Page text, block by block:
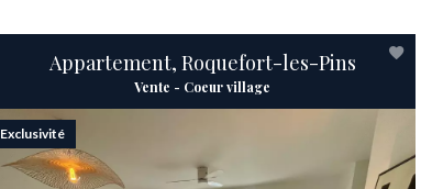
Appartement, Roquefort-les-Pins
Vente - Coeur village
Exclusivité